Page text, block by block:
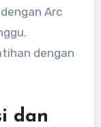
Arc
dengan
dan